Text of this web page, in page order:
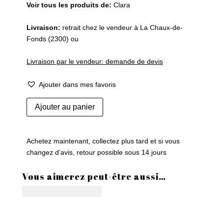
Voir tous les produits de: Clara
Livraison: retrait chez le vendeur à La Chaux-de-
Fonds (2300) ou
Livraison par le vendeur: demande de devis
Ajouter dans mes favoris
quantité
de
une
Ajouter au panier
Achetez maintenant, collectez plus tard et si vous
changez d’avis, retour possible sous 14 jours
Vous aimerez peut-être aussi…